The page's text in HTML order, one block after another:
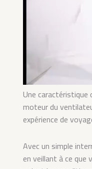
Une
moteur du
expérience de
Avec un simple
en veillant à ce